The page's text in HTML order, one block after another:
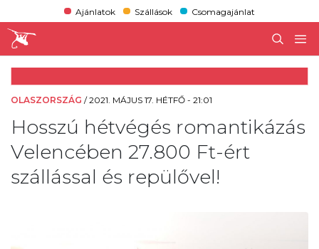
Ajánlatok Szállások Csomagajánlat
OLASZORSZÁG /2021. MÁJUS 17. HÉTFŐ - 21:01
Hosszú hétvégés romantikázás
Velencében 27.800 Ft-ért
szállással és repülővel!